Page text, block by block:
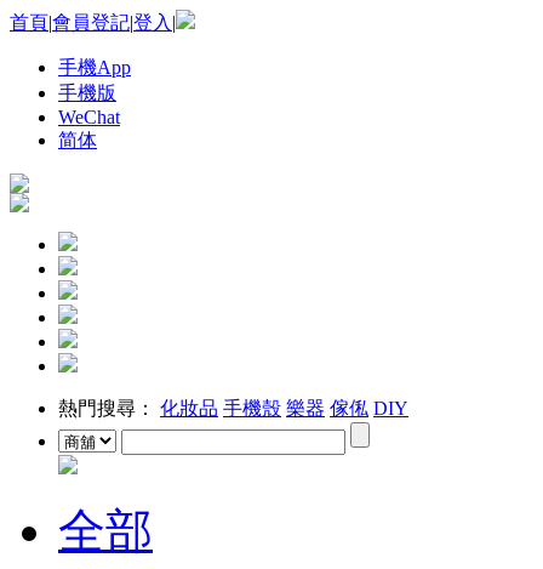
首頁|會員登記|登入 |
手機App
手機版
WeChat
简体
熱門搜尋： 化妝品 手機殼 樂器 傢俬 DIY
全部